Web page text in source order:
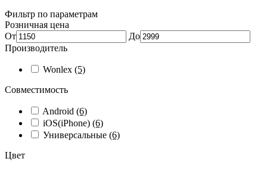
Фильтр по параметрам
Розничная цена
От
До
Производитель
Wonlex (5)
Совместимость
Android (6)
iOS(iPhone) (6)
Универсальные (6)
Цвет